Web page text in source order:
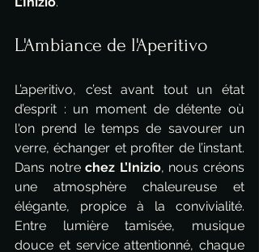
L'Ambiance de l'Aperitivo
L’aperitivo, c’est avant tout un état
d’esprit : un moment de détente où
l'on prend le temps de savourer un
verre, échanger et profiter de l’instant.
Dans notre chez L’Inizio, nous créons
une atmosphère chaleureuse et
élégante, propice à la convivialité.
Entre lumière tamisée, musique
douce et service attentionné, chaque